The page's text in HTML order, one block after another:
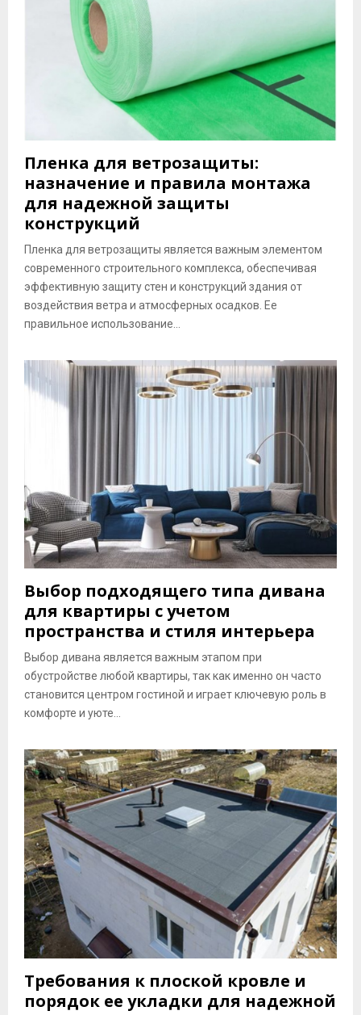
Пленка для ветрозащиты:
назначение и правила монтажа
для надежной защиты
конструкций
Пленка для ветрозащиты является важным элементом
современного строительного комплекса, обеспечивая
эффективную защиту стен и конструкций здания от
воздействия ветра и атмосферных осадков. Ее
правильное использование...
Выбор подходящего типа дивана
для квартиры с учетом
пространства и стиля интерьера
Выбор дивана является важным этапом при
обустройстве любой квартиры, так как именно он часто
становится центром гостиной и играет ключевую роль в
комфорте и уюте...
Требования к плоской кровле и
порядок ее укладки для надежной